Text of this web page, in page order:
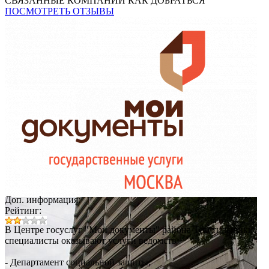
ПОСМОТРЕТЬ ОТЗЫВЫ
Доп. информация:
Рейтинг:
В Центре госуслуг "Мои документы" района Текстильщики
специалисты оказывают услуги ведомств:
- Департамент социальной защиты;